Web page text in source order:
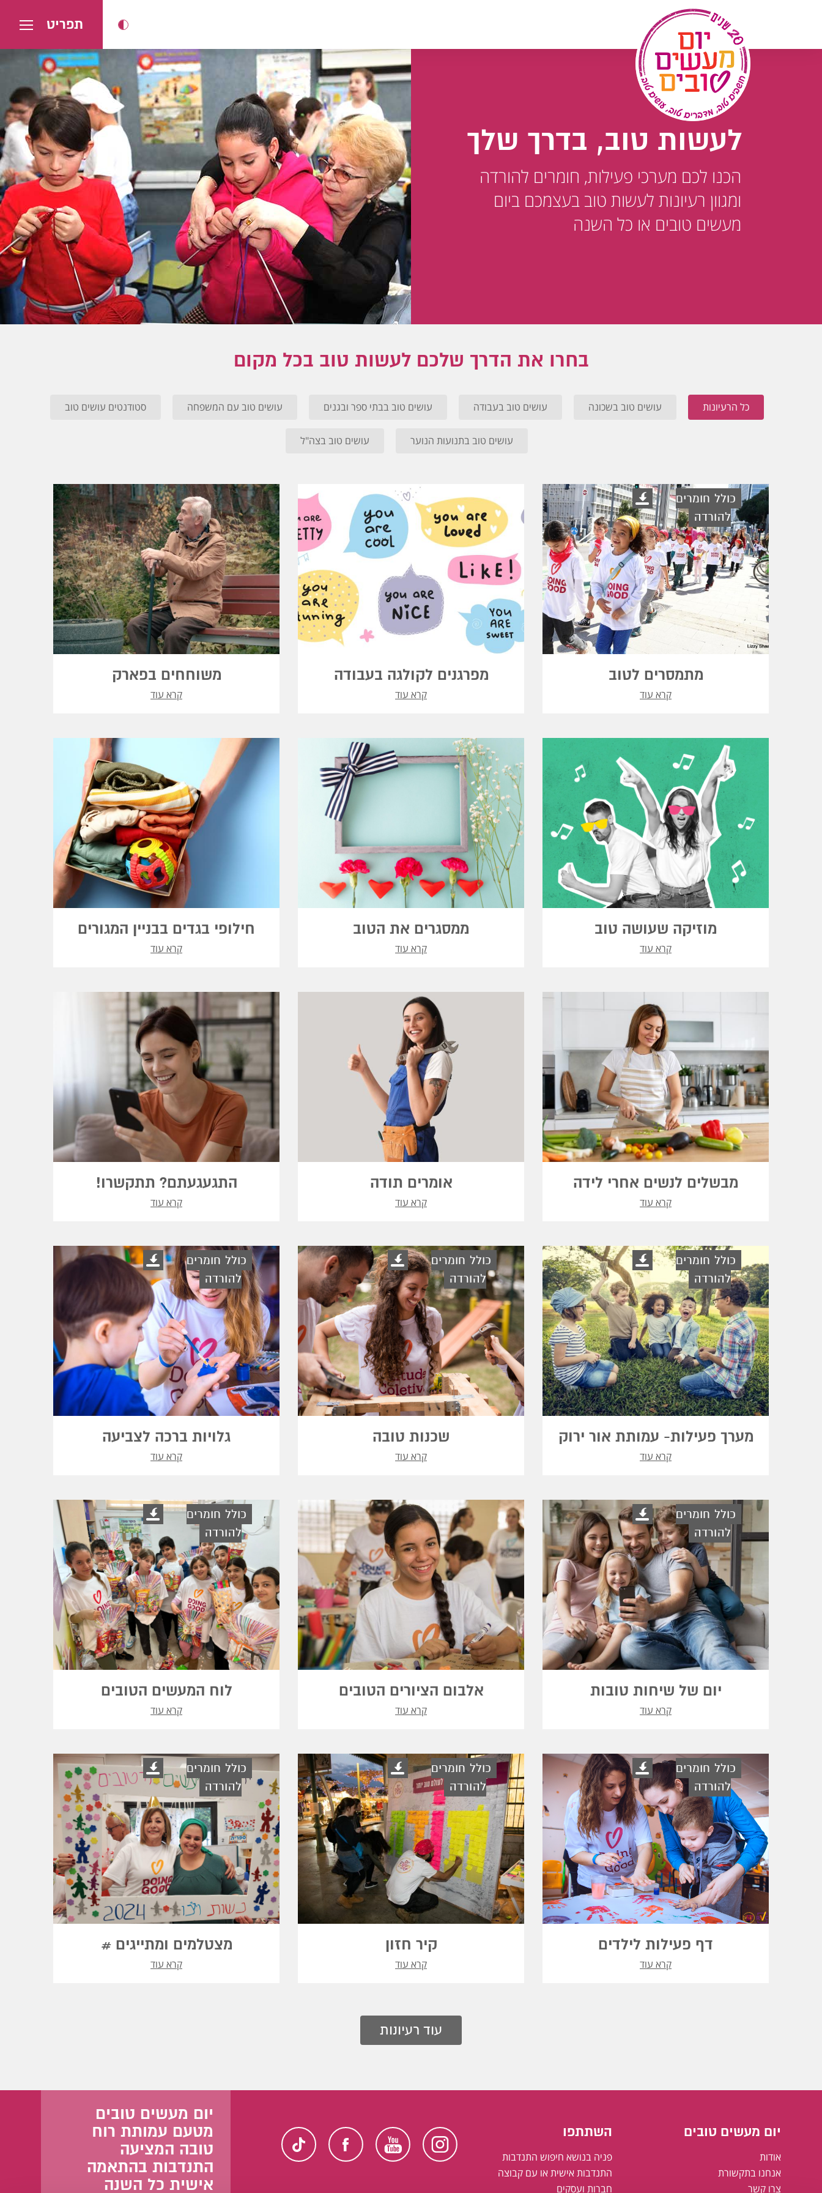
תפריט
לעשות טוב, בדרך שלך
הכנו לכם מערכי פעילות, חומרים להורדה
ומגוון רעיונות לעשות טוב בעצמכם ביום
מעשים טובים או כל השנה
בחרו את הדרך שלכם לעשות טוב בכל מקום
כל הרעיונות עושים טוב בשכונה עושים טוב בעבודה עושים טוב בבתי ספר ובגנים עושים טוב עם המשפחה סטודנטים עושים טוב
עושים טוב בתנועות הנוער עושים טוב בצה"ל
כולל חומרים
להורדה
מתמסרים לטוב
קרא עוד
מפרגנים לקולגה בעבודה
קרא עוד
משוחחים בפארק
קרא עוד
מוזיקה שעושה טוב
קרא עוד
ממסגרים את הטוב
קרא עוד
חילופי בגדים בבניין המגורים
קרא עוד
מבשלים לנשים אחרי לידה
קרא עוד
אומרים תודה
קרא עוד
התגעגעתם? תתקשרו!
קרא עוד
כולל חומרים
להורדה
מערך פעילות- עמותת אור ירוק
קרא עוד
כולל חומרים
להורדה
שכנות טובה
קרא עוד
כולל חומרים
להורדה
גלויות ברכה לצביעה
קרא עוד
כולל חומרים
להורדה
יום של שיחות טובות
קרא עוד
אלבום הציורים הטובים
קרא עוד
כולל חומרים
להורדה
לוח המעשים הטובים
קרא עוד
כולל חומרים
להורדה
דף פעילות לילדים
קרא עוד
כולל חומרים
להורדה
קיר חזון
קרא עוד
כולל חומרים
להורדה
מצטלמים ומתייגים #
קרא עוד
עוד רעיונות
יום מעשים טובים
אודות
אנחנו בתקשורת
צרו קשר
השתתפו
פניה בנושא חיפוש התנדבות
התנדבות אישית או עם קבוצה
חברות ועסקים
יום מעשים טובים
מטעם עמותת רוח
טובה המציעה
התנדבות בהתאמה
אישית כל השנה